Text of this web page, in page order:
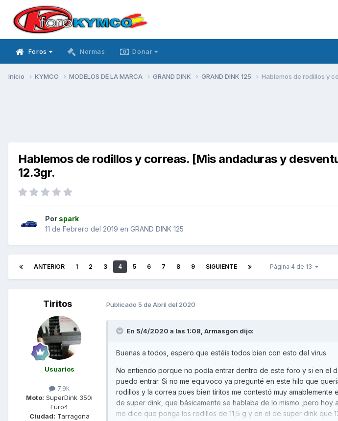
Foros Normas Donar
Inicio KYMCO MODELOS DE LA MARCA GRAND DINK GRAND DINK 125 Hablemos de rodillos y
Hablemos de rodillos y correas. [Mis andaduras y
12.3gr.
Por spark
11 de Febrero del 2019 en GRAND DINK 125
ANTERIOR 1 2 3 4 5 6 7 8 9 SIGUIENTE Página 4 de 13
Tiritos
Usuarios
7,9k
Moto: SuperDink 350i
Euro4
Ciudad: Tarragona
Publicado 5 de Abril del 2020
En 5/4/2020 a las 1:08, Armasgon dijo:
Buenas a todos, espero que estéis todos bien con esto del virus.
No entiendo porque no podía entrar dentro de este foro y si en el
puedo entrar. Si no me equivoco ya pregunté en este hilo que
rodillos y la correa pues bien tiritos me contestó muy
de super dink, que básicamente se hablaba de lo mismo ,pero
me dice que ponga los rodillos de 11,5 g y en el de super dink que